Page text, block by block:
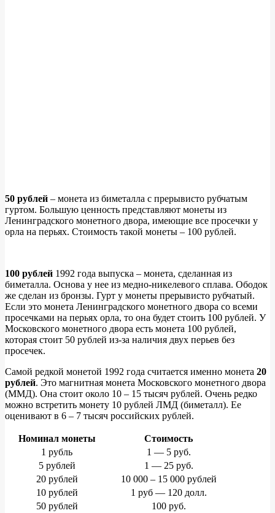
50 рублей – монета из биметалла с прерывисто рубчатым
гуртом. Большую ценность представляют монеты из
Ленинградского монетного двора, имеющие все просечки у
орла на перьях. Стоимость такой монеты – 100 рублей.
100 рублей 1992 года выпуска – монета, сделанная из
биметалла. Основа у нее из медно-никелевого сплава. Ободок
же сделан из бронзы. Гурт у монеты прерывисто рубчатый.
Если это монета Ленинградского монетного двора со всеми
просечками на перьях орла, то она будет стоить 100 рублей. У
Московского монетного двора есть монета 100 рублей,
которая стоит 50 рублей из-за наличия двух перьев без
просечек.
Самой редкой монетой 1992 года считается именно монета 20
рублей. Это магнитная монета Московского монетного двора
(ММД). Она стоит около 10 – 15 тысяч рублей. Очень редко
можно встретить монету 10 рублей ЛМД (биметалл). Ее
оценивают в 6 – 7 тысяч российских рублей.
Номинал монеты
Стоимость
1 рубль
1 — 5 руб.
5 рублей
1 — 25 руб.
20 рублей
10 000 – 15 000 рублей
10 рублей
1 руб — 120 долл.
50 рублей
100 руб.